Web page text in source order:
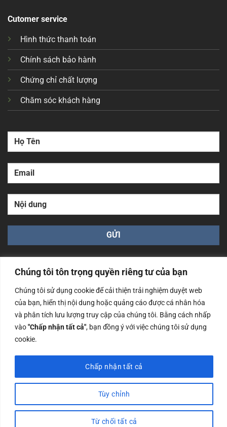
Chúng tôi tôn trọng quyền riêng tư của bạn
Chúng tôi sử dụng cookie để cải thiện trải nghiệm duyệt web
của bạn, hiển thị nội dung hoặc quảng cáo được cá nhân hóa
và phân tích lưu lượng truy cập của chúng tôi. Bằng cách nhấp
vào"Chấp nhận tất cả", bạn đồng ý với việc chúng tôi sử dụng
cookie.
Tùy chỉnh
Từ chối tất cả
Chấp nhận tất cả
Cutomer service
Hình thức thanh toán
Chính sách bảo hành
Chứng chỉ chất lượng
Chăm sóc khách hàng
Công ty TNHH Nam Bình Xương - Số ĐKKD: 0108783483
cấp ngày 14/06/2019 bởi Sở Kế Hoạch và Đầu Tư Tp. Hà
Nội
Copyrights @2023 Nam Binh Xuong. All Rights Reserved